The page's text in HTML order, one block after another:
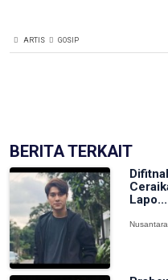
ARTIS GOSIP
BERITA TERKAIT
Lapo...